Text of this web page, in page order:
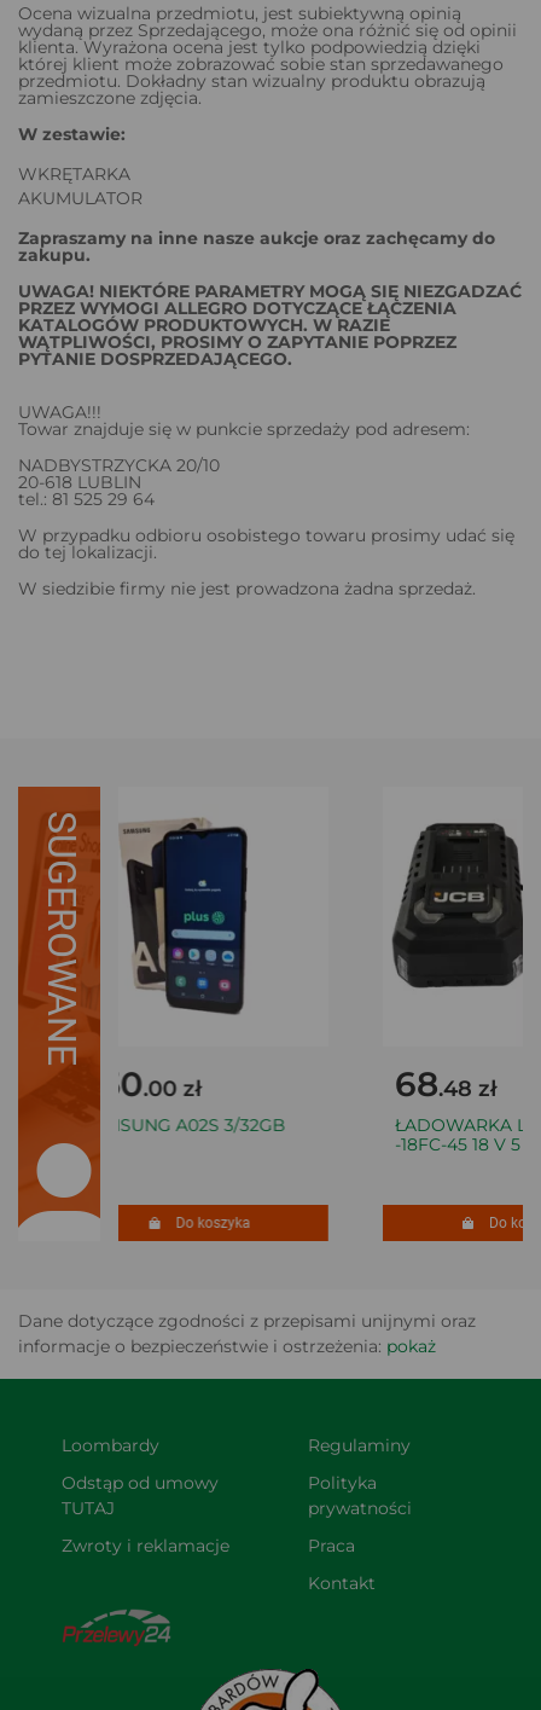
Ocena wizualna przedmiotu, jest subiektywną opinią
wydaną przez Sprzedającego, może ona różnić się od opinii
klienta. Wyrażona ocena jest tylko podpowiedzią dzięki
której klient może zobrazować sobie stan sprzedawanego
przedmiotu. Dokładny stan wizualny produktu obrazują
zamieszczone zdjęcia.
W zestawie:
WKRĘTARKA
AKUMULATOR
Zapraszamy na inne nasze aukcje oraz zachęcamy do
zakupu.
UWAGA! NIEKTÓRE PARAMETRY MOGĄ SIĘ NIEZGADZAĆ
PRZEZ WYMOGI ALLEGRO DOTYCZĄCE ŁĄCZENIA
KATALOGÓW PRODUKTOWYCH. W RAZIE
WĄTPLIWOŚCI, PROSIMY O ZAPYTANIE POPRZEZ
PYTANIE DOSPRZEDAJĄCEGO.
UWAGA!!!
Towar znajduje się w punkcie sprzedaży pod adresem:
NADBYSTRZYCKA 20/10
20-618 LUBLIN
tel.: 81 525 29 64
W przypadku odbioru osobistego towaru prosimy udać się
do tej lokalizacji.
W siedzibie firmy nie jest prowadzona żadna sprzedaż.
SUGEROWANE
250.00 zł
SAMSUNG A02S 3/32GB
Do koszyka
68.48 zł
ŁADOWARKA LI-
-18FC-45 18 V 5 AH
Do
Dane dotyczące zgodności z przepisami unijnymi oraz
informacje o bezpieczeństwie i ostrzeżenia: pokaż
Loombardy
Odstąp od umowy
TUTAJ
Zwroty i reklamacje
Regulaminy
Polityka
prywatności
Praca
Kontakt